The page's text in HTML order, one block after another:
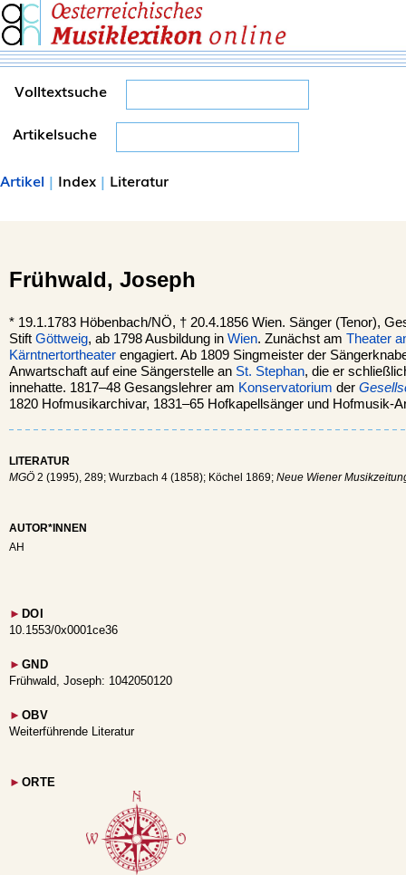
Volltextsuche
Artikelsuche
Artikel | Index | Literatur
Frühwald, Joseph
* 19.1.1783 Höbenbach/NÖ, † 20.4.1856 Wien. Sänger (Tenor),
Stift Göttweig, ab 1798 Ausbildung in Wien. Zunächst am Theater
Kärntnertortheater engagiert. Ab 1809 Singmeister der
Anwartschaft auf eine Sängerstelle an St. Stephan, die er
innehatte. 1817–48 Gesangslehrer am Konservatorium der
1820 Hofmusikarchivar, 1831–65 Hofkapellsänger und Hofmusik-
LITERATUR
MGÖ 2 (1995), 289; Wurzbach 4 (1858); Köchel 1869; Neue Wiener
AUTOR*INNEN
AH
► DOI
10.1553/0x0001ce36
► GND
Frühwald, Joseph: 1042050120
► OBV
Weiterführende Literatur
► ORTE